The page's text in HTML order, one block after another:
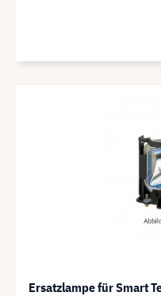
Ersatzlampe für Smart